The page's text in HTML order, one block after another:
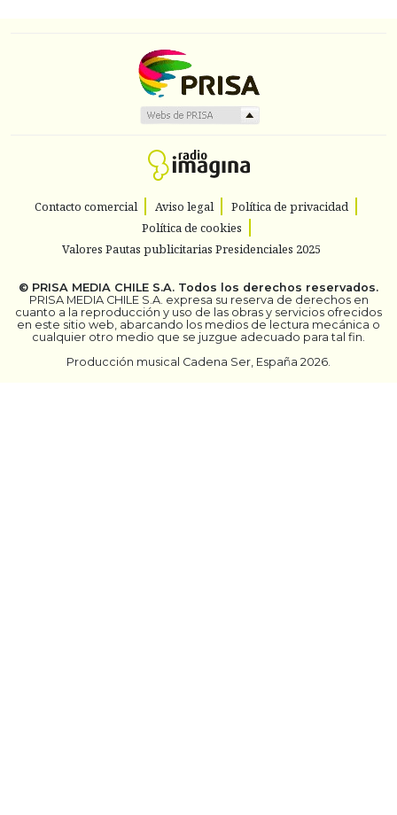
Contacto comercial Aviso legal
Política de privacidad
Política de cookies
Valores Pautas publicitarias Presidenciales 2025
© PRISA MEDIA CHILE S.A. Todos los derechos reservados.
PRISA MEDIA CHILE S.A. expresa su reserva de derechos en
cuanto a la reproducción y uso de las obras y servicios ofrecidos
en este sitio web, abarcando los medios de lectura mecánica o
cualquier otro medio que se juzgue adecuado para tal fin.
Producción musical Cadena Ser, España 2026.